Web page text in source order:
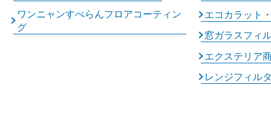
ワンニャンすべらんフロアコーティン
グ
エコカラット
窓ガラスフィ
エクステリア
レンジフィル